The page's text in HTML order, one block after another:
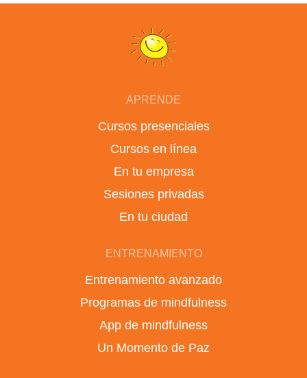
APRENDE
Cursos presenciales
Cursos en línea
En tu empresa
Sesiones privadas
En tu ciudad
ENTRENAMIENTO
Entrenamiento avanzado
Programas de mindfulness
App de mindfulness
Un Momento de Paz